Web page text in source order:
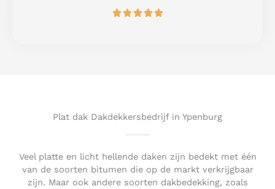
f
R
t
Plat dak Dakdekkersbedrijf in Ypenburg
Veel platte en licht hellende daken zijn bedekt met één
van de soorten bitumen die op de markt verkrijgbaar
zijn. Maar ook andere soorten dakbedekking, zoals